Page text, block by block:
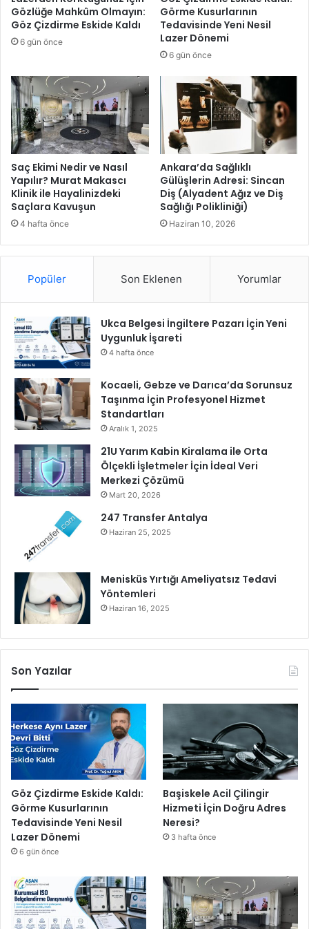
o
ğ
ç
v
e
S
ü
t
İ
k
r
a
m
ı
Gözlüğe Mahkûm Olmayın:
Göz Çizdirme Eskide Kaldı
6 gün önce
Görme Kusurlarının
Tedavisinde Yeni Nesil
Lazer Dönemi
6 gün önce
Saç Ekimi Nedir ve Nasıl
Yapılır? Murat Makascı
Klinik ile Hayalinizdeki
Saçlara Kavuşun
4 hafta önce
Ankara’da Sağlıklı
Gülüşlerin Adresi: Sincan
Diş (Alyadent Ağız ve Diş
Sağlığı Polikliniği)
Haziran 10, 2026
Popüler Son Eklenen Yorumlar
Ukca Belgesi İngiltere Pazarı İçin Yeni
Uygunluk İşareti
4 hafta önce
Kocaeli, Gebze ve Darıca’da Sorunsuz
Taşınma İçin Profesyonel Hizmet
Standartları
Aralık 1, 2025
21U Yarım Kabin Kiralama ile Orta
Ölçekli İşletmeler İçin İdeal Veri
Merkezi Çözümü
Mart 20, 2026
247 Transfer Antalya
Haziran 25, 2025
Menisküs Yırtığı Ameliyatsız Tedavi
Yöntemleri
Haziran 16, 2025
Son Yazılar
Göz Çizdirme Eskide Kaldı:
Görme Kusurlarının
Tedavisinde Yeni Nesil
Lazer Dönemi
6 gün önce
Başiskele Acil Çilingir
Hizmeti İçin Doğru Adres
Neresi?
3 hafta önce